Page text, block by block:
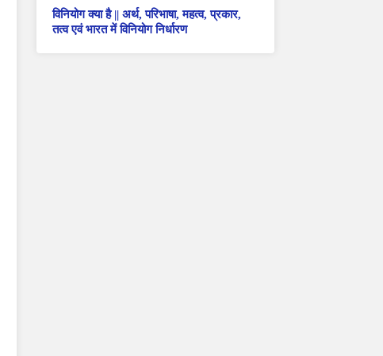
विनियोग क्या है || अर्थ, परिभाषा, महत्व, प्रकार,
तत्व एवं भारत में विनियोग निर्धारण